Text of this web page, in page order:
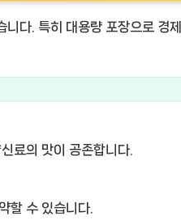
다. 특히 대용량 포장으로 경
료의 맛이 공존합니다.
할 수 있습니다.